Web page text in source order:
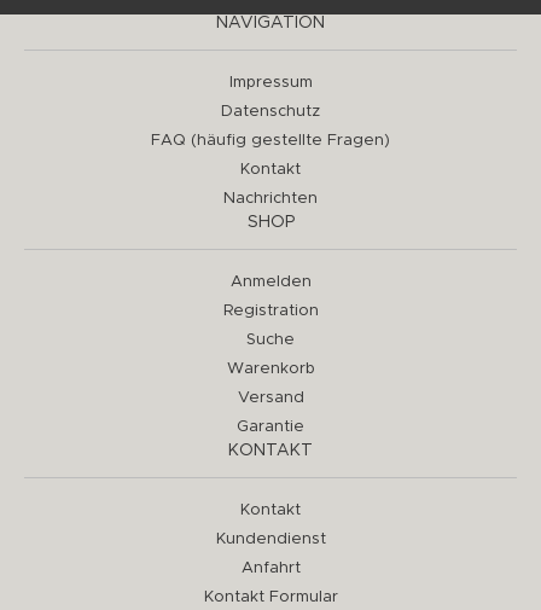
NAVIGATION
Impressum
Datenschutz
FAQ (häufig gestellte Fragen)
Kontakt
Nachrichten
SHOP
Anmelden
Registration
Suche
Warenkorb
Versand
Garantie
KONTAKT
Kontakt
Kundendienst
Anfahrt
Kontakt Formular